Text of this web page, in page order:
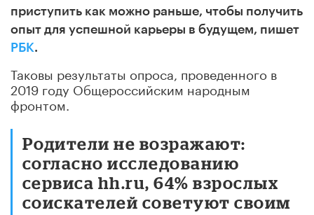
приступить как можно раньше, чтобы получить
опыт для успешной карьеры в будущем, пишет
РБК.
Таковы результаты опроса, проведенного в
2019 году Общероссийским народным
фронтом.
Родители не возражают:
согласно исследованию
сервиса hh.ru, 64% взрослых
соискателей советуют своим